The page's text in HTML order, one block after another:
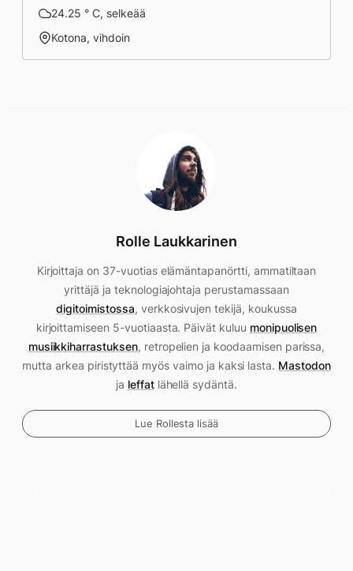
24.25 ° C, selkeää
Kotona, vihdoin
Rolle Laukkarinen
Kirjoittaja on 37-vuotias elämäntapanörtti, ammatiltaan
yrittäjä ja teknologiajohtaja perustamassaan
digitoimistossa, verkkosivujen tekijä, koukussa
kirjoittamiseen 5-vuotiaasta. Päivät kuluu monipuolisen
musiikkiharrastuksen, retropelien ja koodaamisen parissa,
mutta arkea piristyttää myös vaimo ja kaksi lasta. Mastodon
ja leffatlähellä sydäntä.
Lue Rollesta lisää